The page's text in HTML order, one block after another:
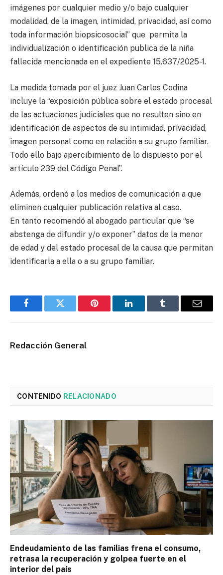
imágenes por cualquier medio y/o bajo cualquier
modalidad, de la imagen, intimidad, privacidad, así como
toda información biopsicosocial” que permita la
individualización o identificación publica de la niña
fallecida mencionada en el expediente 15.637/2025-1.
La medida tomada por el juez Juan Carlos Codina
incluye la “exposición pública sobre el estado procesal
de las actuaciones judiciales que no resulten sino en
identificación de aspectos de su intimidad, privacidad,
imagen personal como en relación a su grupo familiar.
Todo ello bajo apercibimiento de lo dispuesto por el
artículo 239 del Código Penal”.
Además, ordenó a los medios de comunicación a que
eliminen cualquier publicación relativa al caso.
En tanto recomendó al abogado particular que “se
abstenga de difundir y/o exponer” datos de la menor
de edad y del estado procesal de la causa que permitan
identificarla a ella o a su grupo familiar.
FacebookTwitter Pinterest LinkedInTumblr Email
Redacción General
CONTENIDO RELACIONADO
Endeudamiento de las familias frena el consumo,
retrasa la recuperación y golpea fuerte en el
interior del país